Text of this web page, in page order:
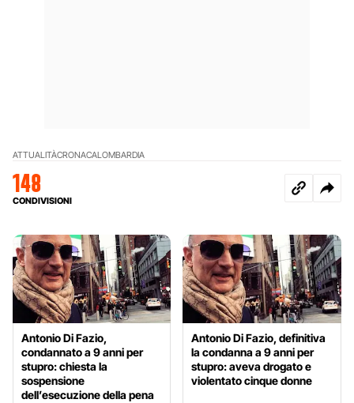
ATTUALITÀCRONACALOMBARDIA
148
CONDIVISIONI
Antonio Di Fazio,
condannato a 9 anni per
stupro: chiesta la
sospensione
dell’esecuzione della pena
Antonio Di Fazio, definitiva
la condanna a 9 anni per
stupro: aveva drogato e
violentato cinque donne